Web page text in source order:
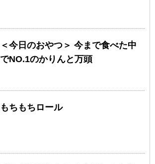
＜今日のおやつ＞ 今まで食べた中
でNO.1のかりんと万頭
もちもちロール